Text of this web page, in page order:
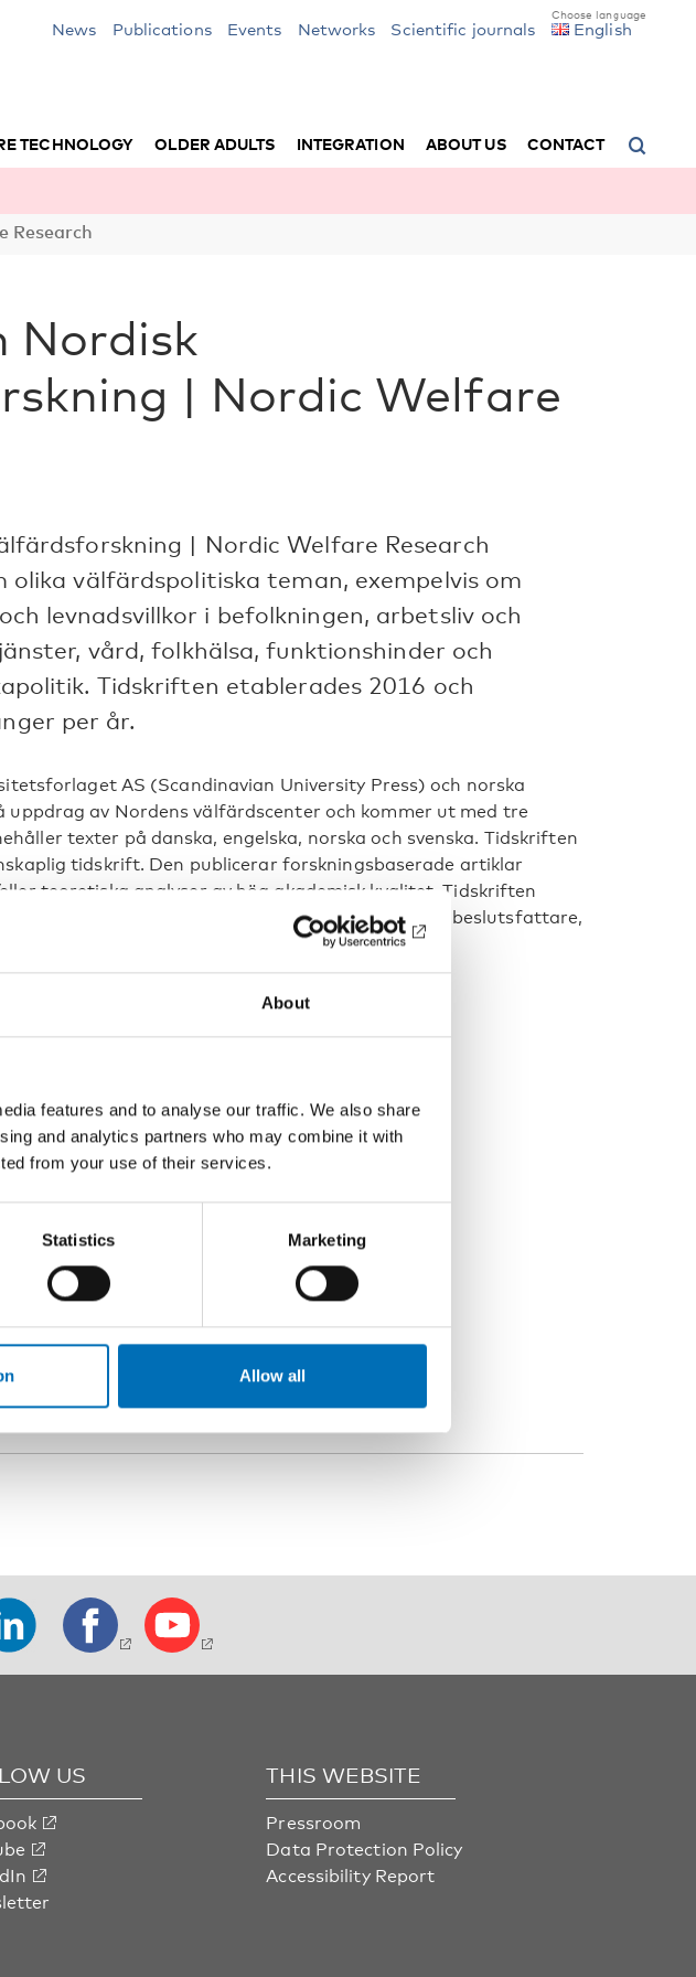
About
features and to analyse our traffic. We also share
and analytics partners who may combine it with
from your use of their services.
Statistics Marketing
Allow all
News Publications Events Networks Scientific journals English
TECHNOLOGY OLDER ADULTS INTEGRATION ABOUT US CONTACT
Research
Nordisk
| Nordic Welfare
| Nordic Welfare Research
välfärdspolitiska teman, exempelvis om
levnadsvillkor i befolkningen, arbetsliv och
vård, folkhälsa, funktionshinder och
Tidskriften etablerades 2016 och
per år.
AS (Scandinavian University Press) och norska
av Nordens välfärdscenter och kommer ut med tre
texter på danska, engelska, norska och svenska. Tidskriften
tidskrift. Den publicerar forskningsbaserade artiklar
teoretiska analyser av hög akademisk kvalitet. Tidskriften
akademiker, studenter, politiska och administrativa beslutsfattare,
på Universitetsforlaget
Universitet, Danmark
of Iceland, Island
US THIS WEBSITE
Pressroom
Data Protection Policy
Accessibility Report